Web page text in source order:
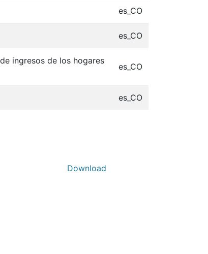
es_CO
es_CO
ingresos de los hogares
es_CO
es_CO
Download